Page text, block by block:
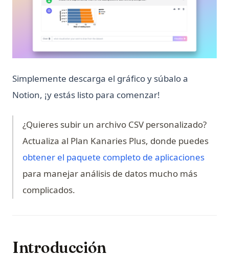
Python Threading: Guía Completa de Multithreading con
Python Try Except: Cómo manejar excepciones
Python Type Hints: A Practical Guide to Type Annotations
Python Virtual Environments: A Complete Guide to venv,
Python asyncio: Complete Guide to Asynchronous
Programming
Python asyncio: Guía Completa de Programación
Asincrónica
Python defaultdict: Simplifica las operaciones de
diccionario con valores predeterminados
cadena formateados
Simplemente descarga el gráfico y súbalo a
Notion, ¡y estás listo para comenzar!
¿Quieres subir un archivo CSV personalizado?
Actualiza al Plan Kanaries Plus, donde puedes
obtener el paquete completo de aplicaciones
para manejar análisis de datos mucho más
complicados.
Introducción